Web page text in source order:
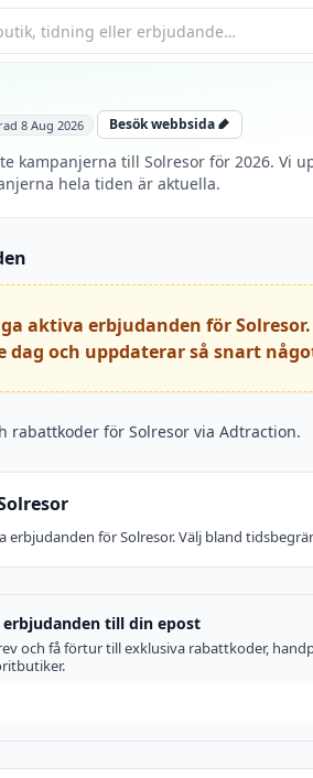
8 Aug 2026 Besök webbsida
kampanjerna till Solresor för 2026. Vi
hela tiden är aktuella.
aktiva erbjudanden för
dag och uppdaterar så snart
rabattkoder för Solresor via Adtraction.
erbjudanden för Solresor. Välj bland
till din epost
och få förtur till exklusiva rabattkoder,